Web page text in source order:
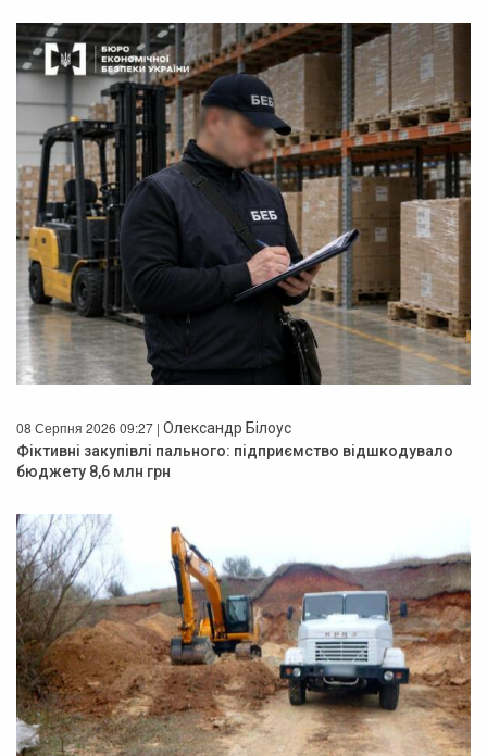
08 Серпня 2026 09:27 | Олександр Білоус
Фіктивні закупівлі пального: підприємство відшкодувало
бюджету 8,6 млн грн